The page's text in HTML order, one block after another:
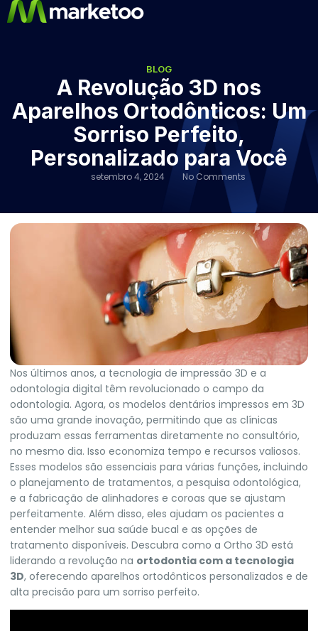
BLOG
A Revolução 3D nos
Aparelhos Ortodônticos: Um
Sorriso Perfeito,
Personalizado para Você
setembro 4, 2024 No Comments
Nos últimos anos, a tecnologia de impressão 3D e a
odontologia digital têm revolucionado o campo da
odontologia. Agora, os modelos dentários impressos em 3D
são uma grande inovação, permitindo que as clínicas
produzam essas ferramentas diretamente no consultório,
no mesmo dia. Isso economiza tempo e recursos valiosos.
Esses modelos são essenciais para várias funções, incluindo
o planejamento de tratamentos, a pesquisa odontológica,
e a fabricação de alinhadores e coroas que se ajustam
perfeitamente. Além disso, eles ajudam os pacientes a
entender melhor sua saúde bucal e as opções de
tratamento disponíveis. Descubra como a Ortho 3D está
liderando a revolução na ortodontia com a tecnologia
3D, oferecendo aparelhos ortodônticos personalizados e de
alta precisão para um sorriso perfeito.